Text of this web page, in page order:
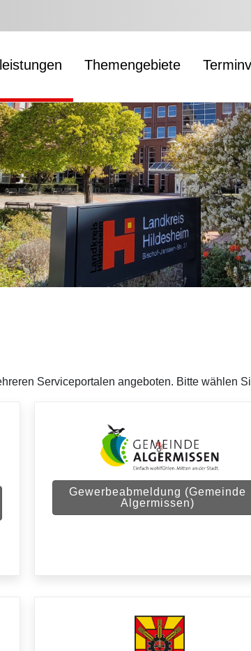
Themengebiete
Serviceportalen angeboten. Bitte wählen
Gewerbeabmeldung (Gemeinde
Algermissen)